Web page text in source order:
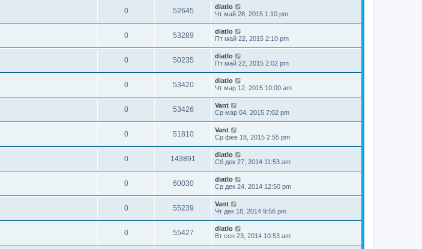
0 52645
diatlo
Чт май 28, 2015 1:10 pm
0 53289
diatlo
Пт май 22, 2015 2:10 pm
0 50235
diatlo
Пт май 22, 2015 2:02 pm
0 53420
diatlo
Чт мар 12, 2015 10:00 am
0 53426
Vant
Ср мар 04, 2015 7:02 pm
0 51810
Vant
Ср фев 18, 2015 2:55 pm
0 143891
diatlo
Сб дек 27, 2014 11:53 am
0 60030
diatlo
Ср дек 24, 2014 12:50 pm
0 55239
Vant
Чт дек 18, 2014 9:56 pm
0 55427
diatlo
Вт сен 23, 2014 10:53 am